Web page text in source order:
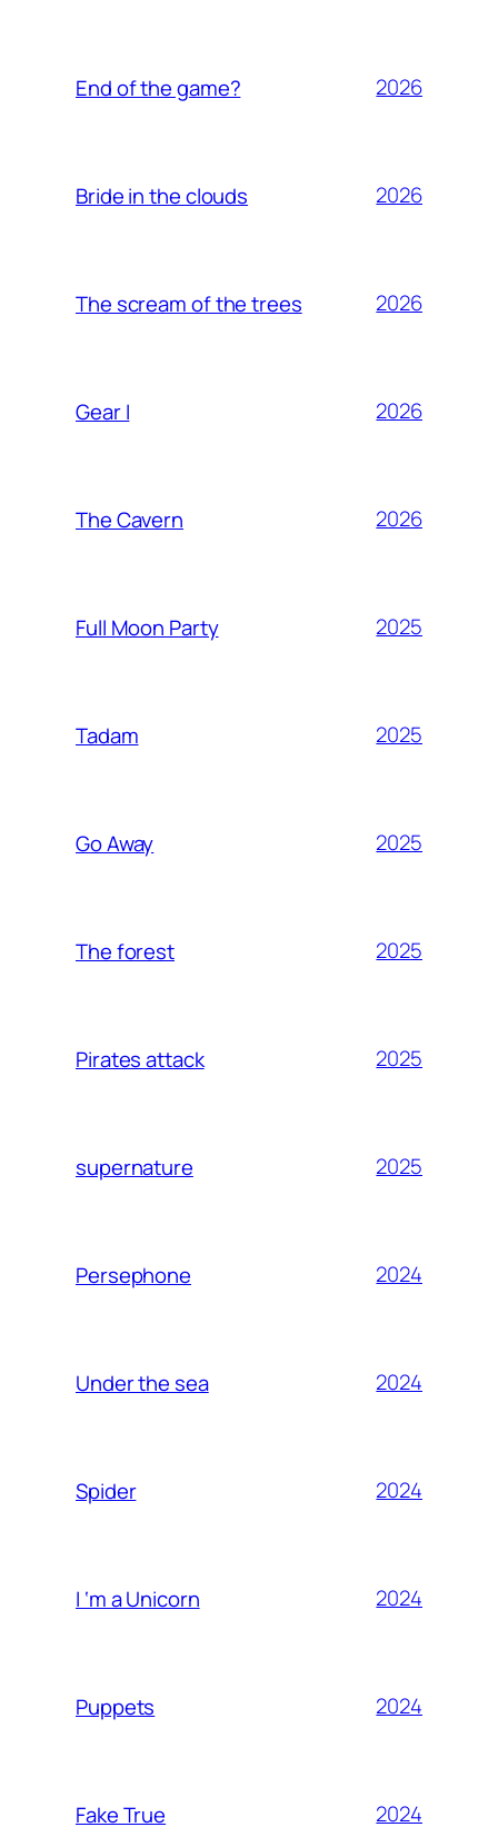
End of the game? 2026
Bride in the clouds 2026
The scream of the trees 2026
Gear I 2026
The Cavern 2026
Full Moon Party 2025
Tadam 2025
Go Away 2025
The forest 2025
Pirates attack 2025
supernature 2025
Persephone 2024
Under the sea 2024
Spider 2024
I ‘m a Unicorn 2024
Puppets 2024
Fake True 2024